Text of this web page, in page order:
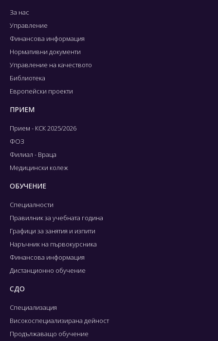
За нас
Управление
Финансова информация
Нормативни документи
Управление на качеството
Библиотека
Европейски проекти
ПРИЕМ
Прием - КСК 2025/2026
ФОЗ
Филиал - Враца
Медицински колеж
ОБУЧЕНИЕ
Специалности
Правилник за учебната година
Графици за занятия и изпити
Наръчник на първокурсника
Финансова информация
Дистанционно обучение
СДО
Специализация
Високоспециализирана дейност
Продължаващо обучение